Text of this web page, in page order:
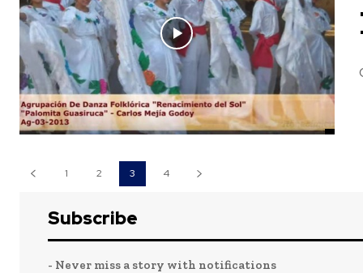
1 2 3 4
Subscribe
- Never miss a story with notifications